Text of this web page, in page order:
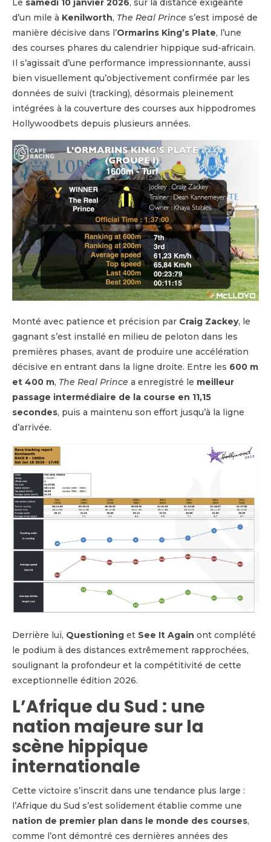
Le samedi 10 janvier 2026, sur la distance exigeante
d’un mile à Kenilworth, The Real Prince s’est imposé de
manière décisive dans l’Ormarins King’s Plate, l’une
des courses phares du calendrier hippique sud-africain.
Il s’agissait d’une performance impressionnante, aussi
bien visuellement qu’objectivement confirmée par les
données de suivi (tracking), désormais pleinement
intégrées à la couverture des courses aux hippodromes
Hollywoodbets depuis plusieurs années.
Monté avec patience et précision par Craig Zackey, le
gagnant s’est installé en milieu de peloton dans les
premières phases, avant de produire une accélération
décisive en entrant dans la ligne droite. Entre les 600 m
et 400 m, The Real Prince a enregistré le meilleur
passage intermédiaire de la course en 11,15
secondes, puis a maintenu son effort jusqu’à la ligne
d’arrivée.
Derrière lui, Questioning et See It Again ont complété
le podium à des distances extrêmement rapprochées,
soulignant la profondeur et la compétitivité de cette
exceptionnelle édition 2026.
L’Afrique du Sud : une
nation majeure sur la
scène hippique
internationale
Cette victoire s’inscrit dans une tendance plus large :
l’Afrique du Sud s’est solidement établie comme une
nation de premier plan dans le monde des courses,
comme l’ont démontré ces dernières années des